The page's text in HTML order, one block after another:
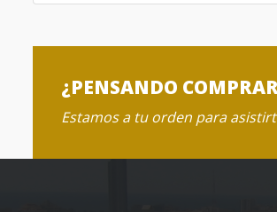
¿PENSANDO
Estamos a tu orden para